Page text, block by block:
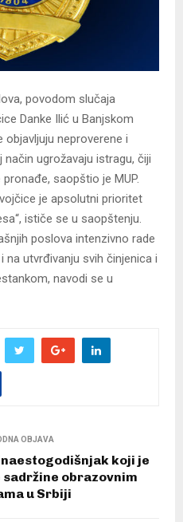
povodom slučaja
Danke Ilić u Banjskom
objavljuju neproverene i
ugrožavaju istragu, čiji
saopštio je MUP.
je apsolutni prioritet
ističe se u saopštenju.
poslova intenzivno rade
na utvrđivanju svih činjenica i
navodi se u
OBJAVA
koji je
obrazovnim
u Srbiji